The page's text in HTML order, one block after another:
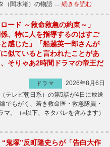
（関水渚）の物語 … 続きを読む
ロード ～救命救急の約束～」
係、特に人を指導するのはすご
感じた」「船越英一郎さんが
に似ていると言われたことがあ
そりゃあ2時間ドラマの帝王だ
ドラマ
2026年8月6日
テレビ朝日系）の第5話が4日に放送
もがく、若き救命医・救急隊員・
。（※以下、ネタバレを含みます）
“鬼塚”反町隆史らが「告白大作